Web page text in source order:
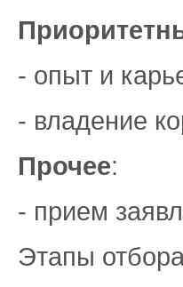
- опыт и
- владение
Прочее:
- прием
Этапы